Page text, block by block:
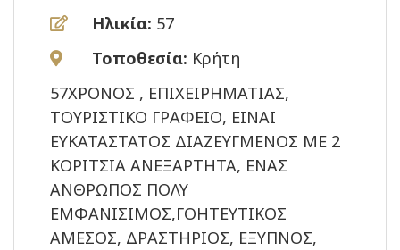
Ηλικία: 57
Τοποθεσία: Κρήτη
57ΧΡΟΝΟΣ , ΕΠΙΧΕΙΡΗΜΑΤΙΑΣ,
ΤΟΥΡΙΣΤΙΚΟ ΓΡΑΦΕΙΟ, ΕΙΝΑΙ
ΕΥΚΑΤΑΣΤΑΤΟΣ ΔΙΑΖΕΥΓΜΕΝΟΣ ΜΕ 2
ΚΟΡΙΤΣΙΑ ΑΝΕΞΑΡΤΗΤΑ, ΕΝΑΣ
ΑΝΘΡΩΠΟΣ ΠΟΛΥ
ΕΜΦΑΝΙΣΙΜΟΣ,ΓΟΗΤΕΥΤΙΚΟΣ
ΑΜΕΣΟΣ, ΔΡΑΣΤΗΡΙΟΣ, ΕΞΥΠΝΟΣ,